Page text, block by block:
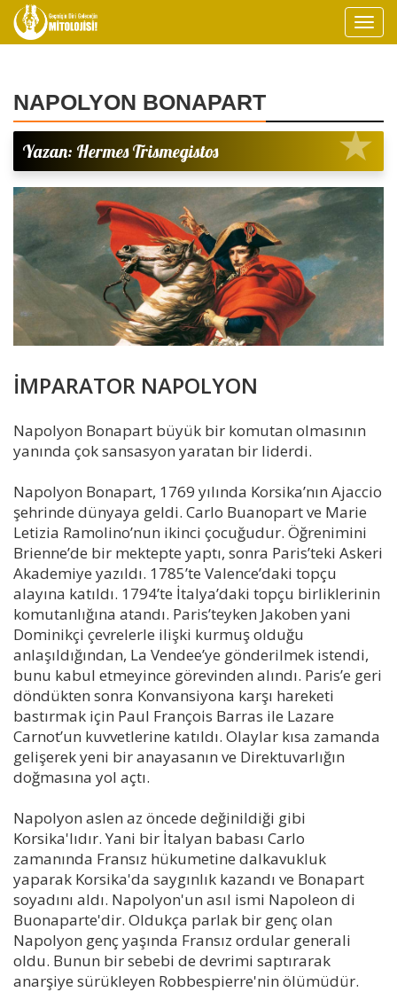
NAPOLYON BONAPART
Yazan: Hermes Trismegistos
İMPARATOR NAPOLYON
Napolyon Bonapart büyük bir komutan olmasının
yanında çok sansasyon yaratan bir liderdi.
Napolyon Bonapart, 1769 yılında Korsika’nın Ajaccio
şehrinde dünyaya geldi. Carlo Buanopart ve Marie
Letizia Ramolino’nun ikinci çocuğudur. Öğrenimini
Brienne’de bir mektepte yaptı, sonra Paris’teki Askeri
Akademiye yazıldı. 1785’te Valence’daki topçu
alayına katıldı. 1794’te İtalya’daki topçu birliklerinin
komutanlığına atandı. Paris’teyken Jakoben yani
Dominikçi çevrelerle ilişki kurmuş olduğu
anlaşıldığından, La Vendee’ye gönderilmek istendi,
bunu kabul etmeyince görevinden alındı. Paris’e geri
döndükten sonra Konvansiyona karşı hareketi
bastırmak için Paul François Barras ile Lazare
Carnot’un kuvvetlerine katıldı. Olaylar kısa zamanda
gelişerek yeni bir anayasanın ve Direktuvarlığın
doğmasına yol açtı.
Napolyon aslen az öncede değinildiği gibi
Korsika'lıdır. Yani bir İtalyan babası Carlo
zamanında Fransız hükumetine dalkavukluk
yaparak Korsika'da saygınlık kazandı ve Bonapart
soyadını aldı. Napolyon'un asıl ismi Napoleon di
Buonaparte'dir. Oldukça parlak bir genç olan
Napolyon genç yaşında Fransız ordular generali
oldu. Bunun bir sebebi de devrimi saptırarak
anarşiye sürükleyen Robbespierre'nin ölümüdür.